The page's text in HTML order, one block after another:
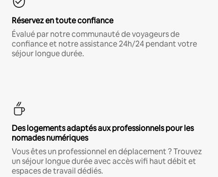
Réservez en toute confiance
Évalué par notre communauté de voyageurs de
confiance et notre assistance 24h/24 pendant votre
séjour longue durée.
Des logements adaptés aux professionnels pour les
nomades numériques
Vous êtes un professionnel en déplacement ? Trouvez
un séjour longue durée avec accès wifi haut débit et
espaces de travail dédiés.